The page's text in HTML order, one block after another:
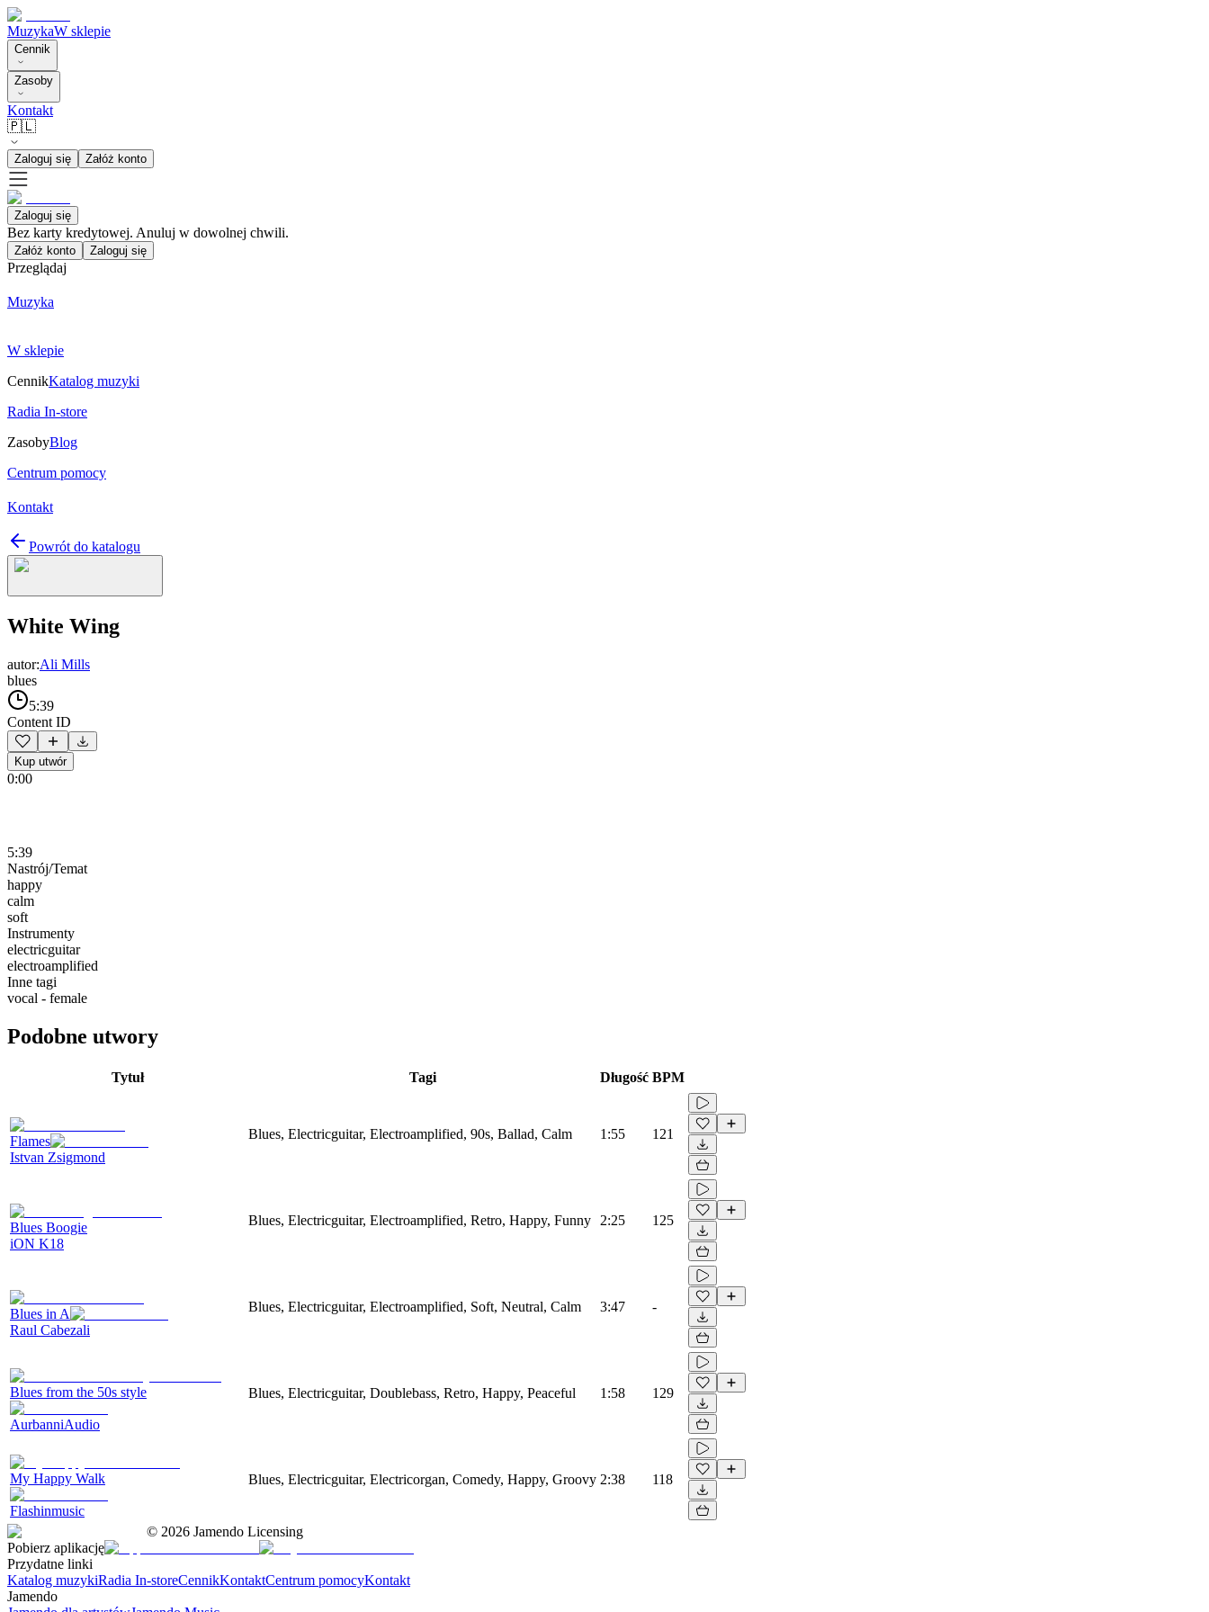
MuzykaW sklepie
Cennik
Zasoby
Kontakt
🇵🇱
Zaloguj się Załóż konto
Zaloguj się
Bez karty kredytowej. Anuluj w dowolnej chwili.
Załóż konto Zaloguj się
Przeglądaj
Muzyka
W sklepie
CennikKatalog muzyki
Radia In-store
ZasobyBlog
Centrum pomocy
Kontakt
Powrót do katalogu
White Wing
autor:Ali Mills
blues
5:39
Content ID
Kup utwór
0:00
5:39
Nastrój/Temat
happy
calm
soft
Instrumenty
electricguitar
electroamplified
Inne tagi
vocal - female
Podobne utwory
Tytuł Tagi Długość BPM
Flames
Istvan Zsigmond
Blues, Electricguitar, Electroamplified, 90s, Ballad, Calm 1:55 121
Blues Boogie
iON K18
Blues, Electricguitar, Electroamplified, Retro, Happy, Funny 2:25 125
Blues in A
Raul Cabezali
Blues, Electricguitar, Electroamplified, Soft, Neutral, Calm 3:47 -
Blues from the 50s style
AurbanniAudio
Blues, Electricguitar, Doublebass, Retro, Happy, Peaceful 1:58 129
My Happy Walk
Flashinmusic
Blues, Electricguitar, Electricorgan, Comedy, Happy, Groovy 2:38 118
© 2026 Jamendo Licensing
Pobierz aplikację
Przydatne linki
Katalog muzykiRadia In-storeCennikKontaktCentrum pomocyKontakt
Jamendo